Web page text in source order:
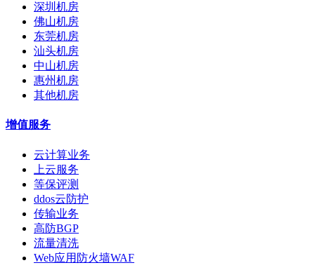
深圳机房
佛山机房
东莞机房
汕头机房
中山机房
惠州机房
其他机房
增值服务
云计算业务
上云服务
等保评测
ddos云防护
传输业务
高防BGP
流量清洗
Web应用防火墙WAF